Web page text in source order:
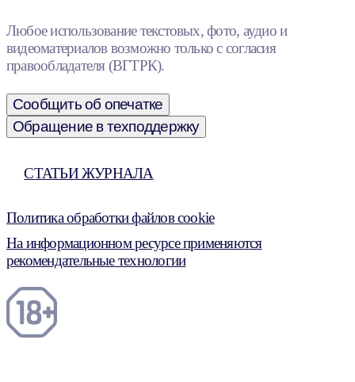
Любое использование текстовых, фото, аудио и
видеоматериалов возможно только с согласия
правообладателя (ВГТРК).
Сообщить об опечатке
Обращение в техподдержку
СТАТЬИ ЖУРНАЛА
Политика обработки файлов cookie
На информационном ресурсе применяются
рекомендательные технологии